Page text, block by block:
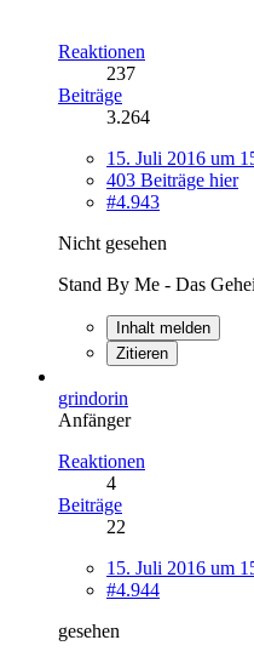
Reaktionen
237
Beiträge
3.264
15. Juli 2016 um
403 Beiträge hier
#4.943
Nicht gesehen
Stand By Me - Das
Inhalt melden
Zitieren
grindorin
Anfänger
Reaktionen
4
Beiträge
22
15. Juli 2016 um
#4.944
gesehen